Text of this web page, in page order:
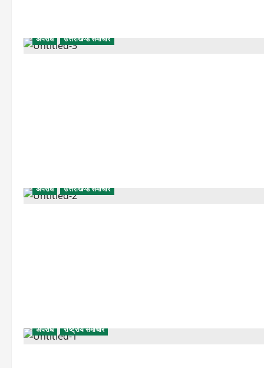
अपराध उत्तराखण्ड समाचार
अपराध उत्तराखण्ड समाचार
अपराध राष्ट्रीय समाचार